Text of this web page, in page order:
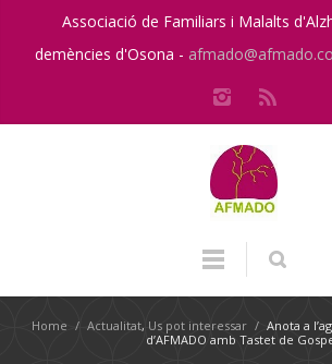
Associació de Familiars i Malalts
demències d'Osona -
Home / Actualitat, Us pot interessar / Anota a
d’AFMADO amb Tastet de